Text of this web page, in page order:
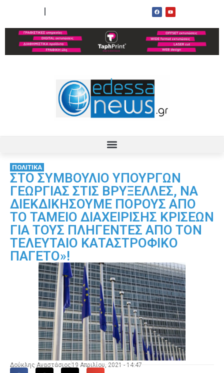
ΠΟΛΙΤΙΚΑ
ΣΤΟ ΣΥΜΒΟΥΛΙΟ ΥΠΟΥΡΓΩΝ
ΓΕΩΡΓΙΑΣ ΣΤΙΣ ΒΡΥΞΕΛΛΕΣ, ΝΑ
ΔΙΕΚΔΙΚΗΣΟΥΜΕ ΠΟΡΟΥΣ ΑΠΟ
ΤΟ ΤΑΜΕΙΟ ΔΙΑΧΕΙΡΙΣΗΣ ΚΡΙΣΕΩΝ
ΓΙΑ ΤΟΥΣ ΠΛΗΓΕΝΤΕΣ ΑΠΟ ΤΟΝ
ΤΕΛΕΥΤΑΙΟ ΚΑΤΑΣΤΡΟΦΙΚΟ
ΠΑΓΕΤΟ»!
Δούκλης Αναστάσιος 19 Απριλίου, 2021 - 14:47